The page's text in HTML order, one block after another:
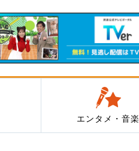
エンタメ・音楽